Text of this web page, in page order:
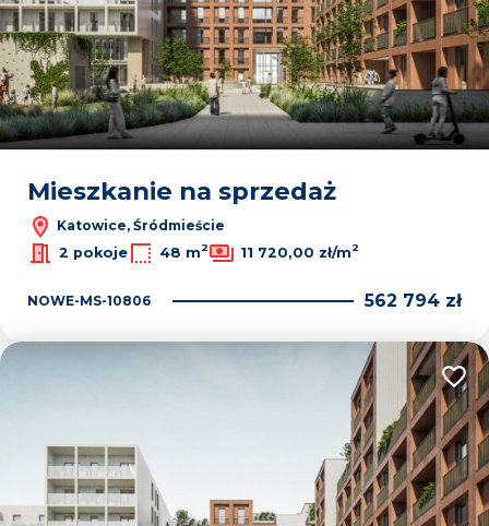
Mieszkanie na sprzedaż
Katowice, Śródmieście
2 pokoje
48 m2 11 720,00 zł/m2
NOWE-MS-10806 562 794 zł